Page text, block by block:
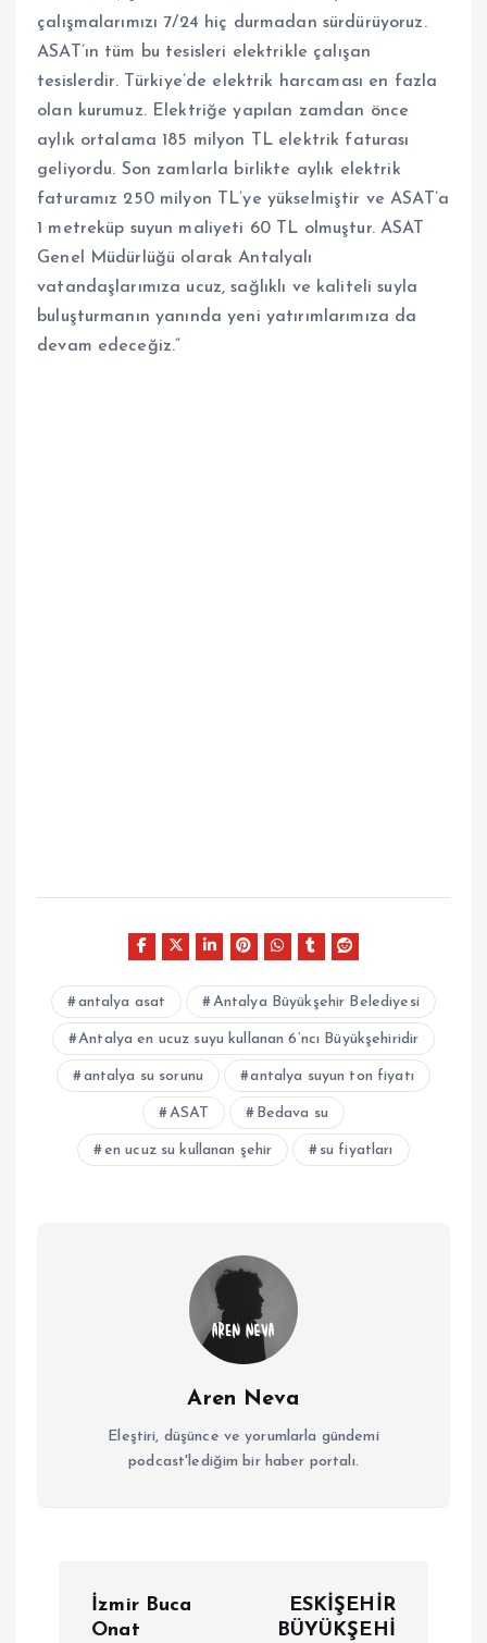
çalışmalarımızı 7/24 hiç durmadan sürdürüyoruz.
ASAT’ın tüm bu tesisleri elektrikle çalışan
tesislerdir. Türkiye’de elektrik harcaması en fazla
olan kurumuz. Elektriğe yapılan zamdan önce
aylık ortalama 185 milyon TL elektrik faturası
geliyordu. Son zamlarla birlikte aylık elektrik
faturamız 250 milyon TL’ye yükselmiştir ve ASAT’a
1 metreküp suyun maliyeti 60 TL olmuştur. ASAT
Genel Müdürlüğü olarak Antalyalı
vatandaşlarımıza ucuz, sağlıklı ve kaliteli suyla
buluşturmanın yanında yeni yatırımlarımıza da
devam edeceğiz.”
antalya asat Antalya Büyükşehir Belediyesi
Antalya en ucuz suyu kullanan 6’ncı Büyükşehiridir
antalya su sorunu antalya suyun ton fiyatı
ASAT Bedava su
en ucuz su kullanan şehir su fiyatları
Aren Neva
Eleştiri, düşünce ve yorumlarla gündemi
podcast'lediğim bir haber portalı.
İzmir Buca
Onat
ESKİŞEHİR
BÜYÜKŞEHİ